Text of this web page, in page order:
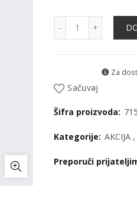
Za
Sačuvaj
Šifra proizvoda:
Kategorije: AKCIJA ,
Preporuči